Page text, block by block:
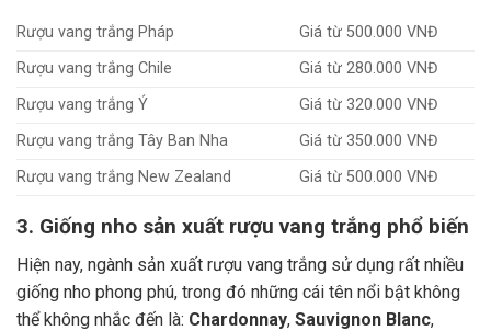
Rượu vang trắng Pháp
Giá từ 500.000 VNĐ
Rượu vang trắng Chile
Giá từ 280.000 VNĐ
Rượu vang trắng Ý
Giá từ 320.000 VNĐ
Rượu vang trắng Tây Ban Nha
Giá từ 350.000 VNĐ
Rượu vang trắng New Zealand
Giá từ 500.000 VNĐ
3. Giống nho sản xuất rượu vang trắng phổ biến
Hiện nay, ngành sản xuất rượu vang trắng sử dụng rất nhiều
giống nho phong phú, trong đó những cái tên nổi bật không
thể không nhắc đến là: Chardonnay, Sauvignon Blanc,